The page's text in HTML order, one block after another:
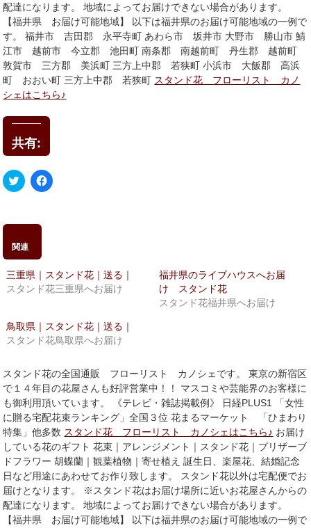
配達になります。 地域によってお届けできない場合があります。
【福井県 お届け可能地域】 以下は福井県のお届け可能地域の一例で
す。 福井市 吉田郡 永平寺町 あわら市 坂井市 大野市 勝山市 鯖
江市 越前市 今立郡 池田町 南条郡 南越前町 丹生郡 越前町
敦賀市 三方郡 美浜町 三方上中郡 若狭町 小浜市 大飯郡 高浜
町 おおい町 三方上中郡 若狭町 スタンド花 フローリスト カノ
シェはこちら♪
共有:
ク
リ
て
で
共
有
(新
し
い
ウ
ド
ウ
で
ま
す)
Facebook
で
ッ
ク
し
て
さ
い
(新
ウ
ィ
ン
ド
ウ
で
開
き
ま
す)
関連
三重県｜スタンド花｜送る｜
スタンド花三重県へお届け
福井県のライブハウスへお届
け スタンド花
スタンド花福井県へお届け
鳥取県｜スタンド花｜送る｜
スタンド花鳥取県へお届け
スタンド花の全国通販 フローリスト カノシェです。 東京の新宿区
で１４年目の花屋さんも好評営業中！！ マスコミや芸能界のお客様に
も御利用頂いています。 《テレビ・雑誌掲載例》 日経PLUS1 「女性
に贈る宅配花束ランキング」全国３位 花まるマーケット 「ひまわり
特集」他多数 スタンド花 フローリスト カノシェはこちら♪ お届け
している花のギフト 花束｜アレンジメント｜スタンド花｜プリザーブ
ドフラワー 胡蝶蘭｜観葉植物｜寄せ植え 誕生日、楽屋花、結婚記念
日など用途にあわせてお作り致します。 スタンド花以外は宅配便でお
届けとなります。 ※スタンド花はお届け場所に近いお花屋さんからの
配達になります。 地域によってお届けできない場合があります。
【福井県 お届け可能地域】 以下は福井県のお届け可能地域の一例で